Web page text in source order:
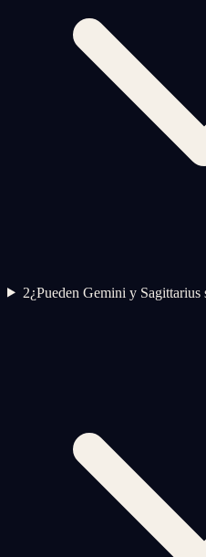
2¿Pueden Gemini y Sagittarius